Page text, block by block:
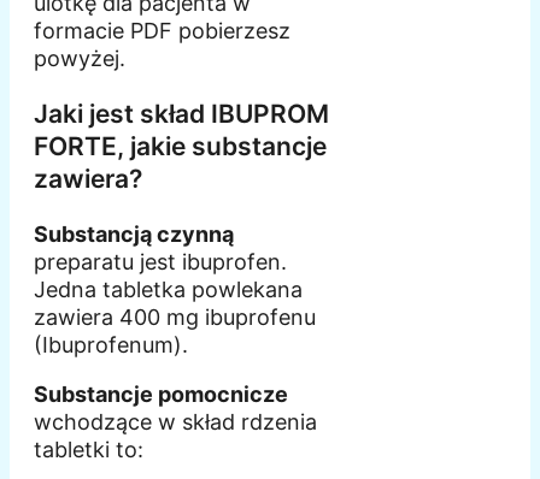
formacie PDF pobierzesz
powyżej.
Jaki jest skład IBUPROM
FORTE, jakie substancje
zawiera?
Substancją czynną
preparatu jest ibuprofen.
Jedna tabletka powlekana
zawiera 400 mg ibuprofenu
(Ibuprofenum).
Substancje pomocnicze
wchodzące w skład rdzenia
tabletki to: